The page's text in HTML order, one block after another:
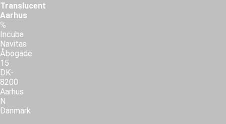
Translucent
Aarhus
℅
Incuba
Navitas
Åbogade
15
DK-
8200
Aarhus
N
Danmark